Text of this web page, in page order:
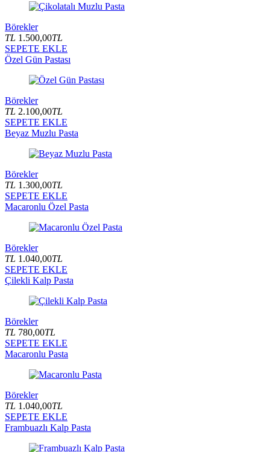
Börekler
TL 1.500,00TL
SEPETE EKLE
Özel Gün Pastası
Börekler
TL 2.100,00TL
SEPETE EKLE
Beyaz Muzlu Pasta
Börekler
TL 1.300,00TL
SEPETE EKLE
Macaronlu Özel Pasta
Börekler
TL 1.040,00TL
SEPETE EKLE
Çilekli Kalp Pasta
Börekler
TL 780,00TL
SEPETE EKLE
Macaronlu Pasta
Börekler
TL 1.040,00TL
SEPETE EKLE
Frambuazlı Kalp Pasta